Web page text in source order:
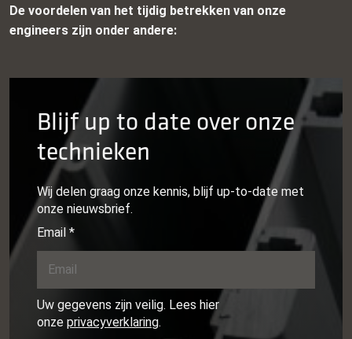
De voordelen van het tijdig betrekken van onze
engineers zijn onder andere:
Blijf up to date over onze
technieken